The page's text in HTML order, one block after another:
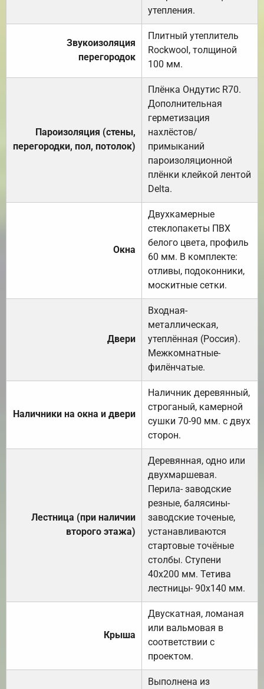
утепления.
Звукоизоляция
перегородок
Плитный утеплитель
Rockwool, толщиной
100 мм.
Пароизоляция (стены,
перегородки, пол, потолок)
Плёнка Ондутис R70.
Дополнительная
герметизация
нахлёстов/
примыканий
пароизоляционной
плёнки клейкой лентой
Delta.
Окна
Двухкамерные
стеклопакеты ПВХ
белого цвета, профиль
60 мм. В комплекте:
отливы, подоконники,
москитные сетки.
Двери
Входная-
металлическая,
утеплённая (Россия).
Межкомнатные-
филёнчатые.
Наличники на окна и двери
Наличник деревянный,
строганый, камерной
сушки 70-90 мм. с двух
сторон.
Лестница (при наличии
второго этажа)
Деревянная, одно или
двухмаршевая.
Перила- заводские
резные, балясины-
заводские точеные,
устанавливаются
стартовые точёные
столбы. Ступени
40х200 мм. Тетива
лестницы- 90х140 мм.
Крыша
Двускатная, ломаная
или вальмовая в
соответствии с
проектом.
Выполнена из